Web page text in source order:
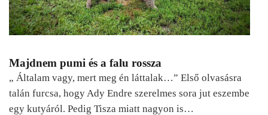
Majdnem pumi és a falu rossza
„ Általam vagy, mert meg én láttalak…” Első olvasásra
talán furcsa, hogy Ady Endre szerelmes sora jut eszembe
egy kutyáról. Pedig Tisza miatt nagyon is…